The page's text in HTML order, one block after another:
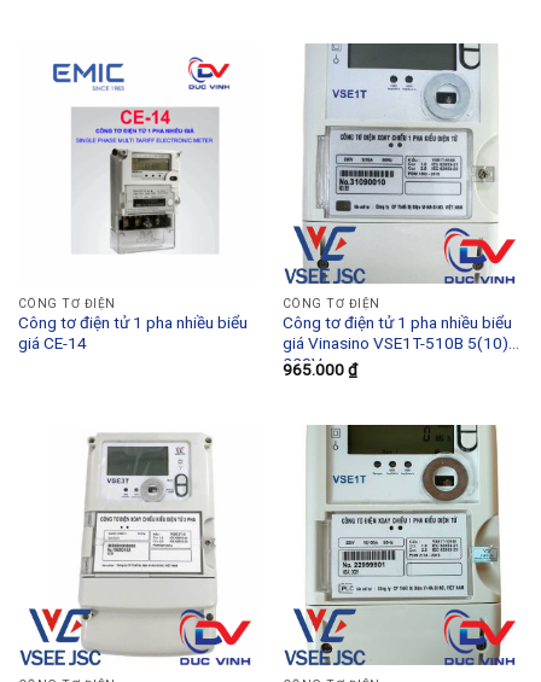
CÔNG TƠ ĐIỆN
Công tơ điện tử 1 pha nhiều biểu
giá CE-14
CÔNG TƠ ĐIỆN
Công tơ điện tử 1 pha nhiều biểu
giá Vinasino VSE1T-510B 5(10)A
220V
965.000₫